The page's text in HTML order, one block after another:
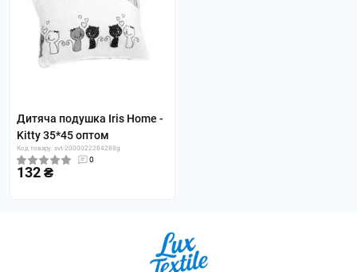
Дитяча подушка Iris Home -
Kitty 35*45 оптом
Код товару: svt-2000022284288g
0
132 ₴